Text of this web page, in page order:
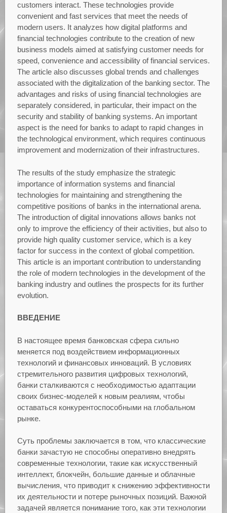
customers interact. These technologies provide
convenient and fast services that meet the needs of
modern users. It analyzes how digital platforms and
financial technologies contribute to the creation of new
business models aimed at satisfying customer needs for
speed, convenience and accessibility of financial services.
The article also discusses global trends and challenges
associated with the digitalization of the banking sector. The
advantages and risks of using financial technologies are
separately considered, in particular, their impact on the
security and stability of banking systems. An important
aspect is the need for banks to adapt to rapid changes in
the technological environment, which requires continuous
improvement and modernization of their infrastructures.
The results of the study emphasize the strategic
importance of information systems and financial
technologies for maintaining and strengthening the
competitive positions of banks in the international arena.
The introduction of digital innovations allows banks not
only to improve the efficiency of their activities, but also to
provide high quality customer service, which is a key
factor for success in the context of global competition.
This article is an important contribution to understanding
the role of modern technologies in the development of the
banking industry and outlines the prospects for its further
evolution.
ВВЕДЕНИЕ
В настоящее время банковская сфера сильно
меняется под воздействием информационных
технологий и финансовых инноваций. В условиях
стремительного развития цифровых технологий,
банки сталкиваются с необходимостью адаптации
своих бизнес-моделей к новым реалиям, чтобы
оставаться конкурентоспособными на глобальном
рынке.
Суть проблемы заключается в том, что классические
банки зачастую не способны оперативно внедрять
современные технологии, такие как искусственный
интеллект, блокчейн, большие данные и облачные
вычисления, что приводит к снижению эффективности
их деятельности и потере рыночных позиций. Важной
задачей является понимание того, как эти технологии